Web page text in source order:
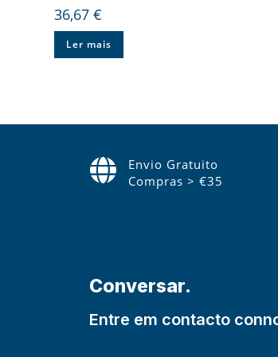
36,67€
Ler mais
Envio Gratuito
Compras > €35
Conversar.
Entre em contacto